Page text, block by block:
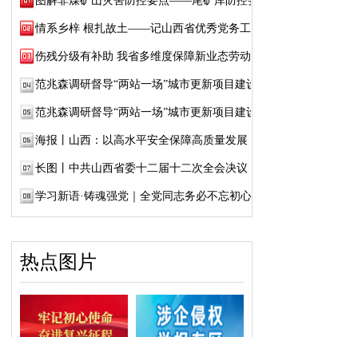
情系乡梓 根扎故土——记山西省优秀党务工作...
伤残分级有补助 我省多维度保障新业态劳动者...
范兆森调研督导“两站一场”城市更新项目建设
范兆森调研督导“两站一场”城市更新项目建设
海报丨山西：以高水平安全保障高质量发展
长图丨中共山西省委十二届十二次全会决议
学习新语·铸魂强党｜全党同志务必不忘初心、...
热点图片